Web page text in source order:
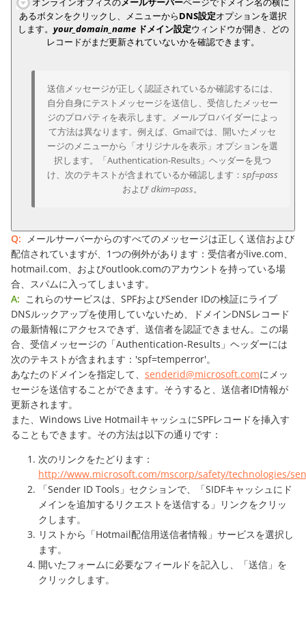
あるボタンをクリックし、メニューからDNS設定オプションを選択
します。 your_domain_nameドメイン設定ウィンドウが開き、どの
レコードがまだ更新されていないかを確認できます。
送信メッセージが正しく認証されているか確認するには、
自分自身にテストメッセージを送信し、受信したメッセー
ジのプロパティを表示します。メールプロバイダーによっ
て方法は異なります。例えば、Gmailでは、開いたメッセ
ージのメニューから「オリジナルを表示」オプションを選
択します。「Authentication-Results」ヘッダーを見つ
け、次のテキストが含まれているか確認します： spf=pass
およびdkim=pass。
Q: メールサーバーからのすべてのメッセージは正しく送信および
配信されていますが、1つの例外があります：受信者がlive.com、
hotmail.com、およびoutlook.comのアカウントを持っている場
合、スパムに入ってしまいます。
A: これらのサービスは、SPFおよびSender IDの検証にライブ
DNSルックアップを使用していないため、ドメインDNSレコード
の最新情報にアクセスできず、送信者を認証できません。この場
合、受信メッセージの「Authentication-Results」ヘッダーには
次のテキストが含まれます：'spf=temperror'。
あなたのドメインを指定して、 senderid@microsoft.comにメッ
セージを送信することができます。そうすると、送信者ID情報が
更新されます。
また、Windows Live HotmailキャッシュにSPFレコードを挿入す
ることもできます。その方法は以下の通りです：
次のリンクをたどります：
http://www.microsoft.com/mscorp/safety/technologies/
「Sender ID Tools」セクションで、「SIDFキャッシュにド
メインを追加するリクエストを送信する」リンクをクリッ
クします。
リストから「Hotmail配信用送信者情報」サービスを選択し
ます。
開いたフォームに必要なフィールドを記入し、「送信」を
クリックします。